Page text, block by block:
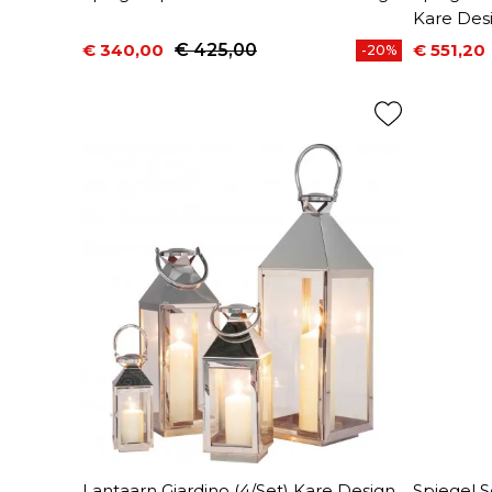
Prijs
€ 340,00
Normale prijs€ 425,00 -20%
Kare
Prijs
€ 551,20